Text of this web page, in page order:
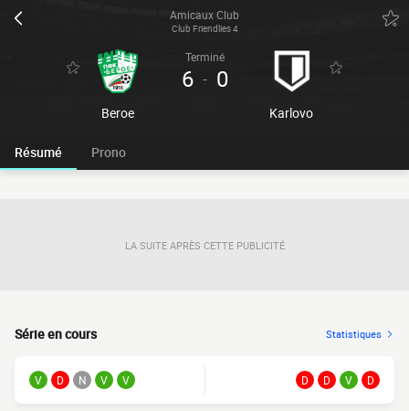
Amicaux Club
Club Friendlies 4
Beroe
Terminé
6 - 0
Karlovo
Résumé Prono
LA SUITE APRÈS CETTE PUBLICITÉ
Série en cours Statistiques
V D N V V D D V D